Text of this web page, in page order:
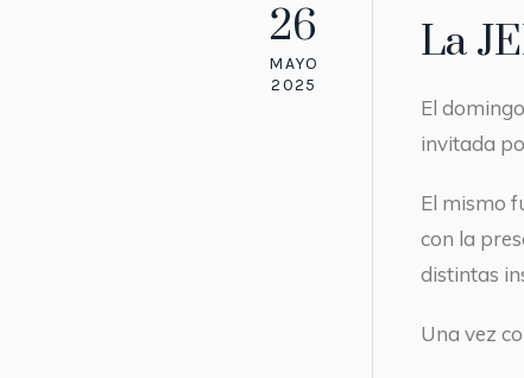
26
MAYO
2025
La
El
invitada
El mismo
con la
distintas
Una vez